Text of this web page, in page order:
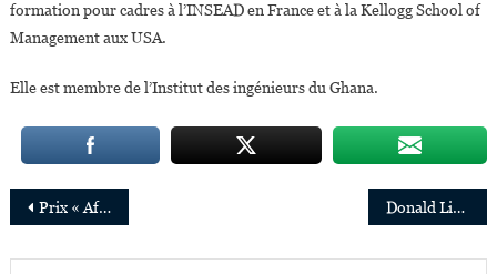
formation pour cadres à l’INSEAD en France et à la Kellogg School of
Management aux USA.
Elle est membre de l’Institut des ingénieurs du Ghana.
Navigation
de
Prix « Africa Netpreneur » de Jack Ma : les candidatures débutent le 27 mars Donald Liphoko, nouveau directeur marketing de JCDecaux en Afrique subsaharienne